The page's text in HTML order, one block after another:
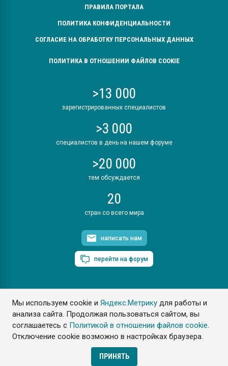
Мы используем cookie иЯндекс.Метрику для работы и
анализа сайта. Продолжая пользоваться сайтом, вы
соглашаетесь с Политикой в отношении файлов cookie.
Отключение cookie возможно в настройках браузера.
ПРИНЯТЬ
ПРАВИЛА ПОРТАЛА
ПОЛИТИКА КОНФИДЕНЦИАЛЬНОСТИ
СОГЛАСИЕ НА ОБРАБОТКУ ПЕРСОНАЛЬНЫХ ДАННЫХ
ПОЛИТИКА В ОТНОШЕНИИ ФАЙЛОВ COOKIE
>13 000
зарегистрированных специалистов
>3 000
специалистов в день на нашем форуме
>20 000
тем обсуждается
20
стран со всего мира
написать нам
перейти на форум
ПластЭксперт © 2006. Все права защищены
Разрешается копирование материалов сайта с обязательной
ссылкой на www.e-plastic.ru
Разработка сайта